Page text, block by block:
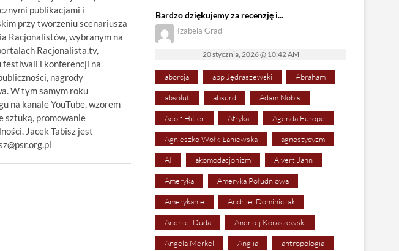
publikacjami i
przy tworzeniu scenariusza
Racjonalistów, wybranym na
Racjonalista.tv,
festiwali i konferencji na
nagrody
W tym samym roku
na kanale YouTube, wzorem
sztuką, promowanie
Jacek Tabisz jest
Bardzo dziękujemy za recenzję i...
Izabela Grad
20 stycznia, 2026 @ 10:42 AM
aborcja abp Jędraszewski Abraham
absolut absurd Adam Nobis
Adolf Hitler Afryka Agenda Europe
Agnieszko Wołk-Łaniewska agnostycyzm
AI akomodacjonizm Alvert Jann
Ameryka Ameryka Południowa
Amerykanie Andrzej Dominiczak
Andrzej Duda Andrzej Koraszewski
Angela Merkel Anglia antropologia